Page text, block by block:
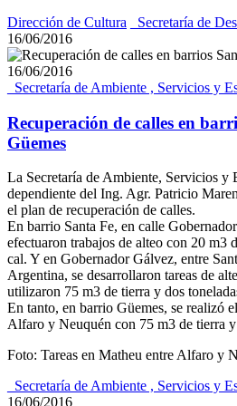
Dirección de Cultura
_Secretaría de
16/06/2016
16/06/2016
_Secretaría de Ambiente , Servicios y
Recuperación de calles en
Güemes
La Secretaría de Ambiente, Servicios y
dependiente del Ing. Agr. Patricio
el plan de recuperación de calles.
En barrio Santa Fe, en calle
efectuaron trabajos de alteo con 20 m3
cal. Y en Gobernador Gálvez, entre
Argentina, se desarrollaron tareas de
utilizaron 75 m3 de tierra y dos
En tanto, en barrio Güemes, se realizó
Alfaro y Neuquén con 75 m3 de tierra y
Foto: Tareas en Matheu entre Alfaro y
_Secretaría de Ambiente , Servicios y
16/06/2016